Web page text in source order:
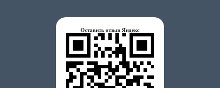
Оставить отзыв Яндекс